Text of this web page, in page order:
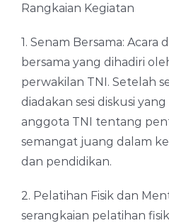
Rangkaian Kegiatan
1. Senam Bersama:
bersama yang dihadiri
perwakilan TNI. Setelah
diadakan sesi diskusi
anggota TNI tentang
semangat juang dalam
dan pendidikan.
2. Pelatihan Fisik dan
serangkaian pelatihan